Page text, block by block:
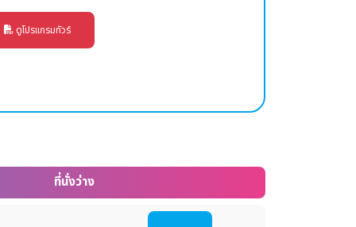
ดูโปรแกรมทัวร์
ที่นั่งว่าง